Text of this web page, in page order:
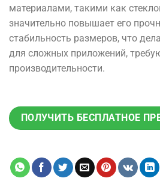
материалами, такими как
значительно повышает его
стабильность размеров, что
для сложных приложений,
производительности.
ПОЛУЧИТЬ БЕСПЛАТНОЕ